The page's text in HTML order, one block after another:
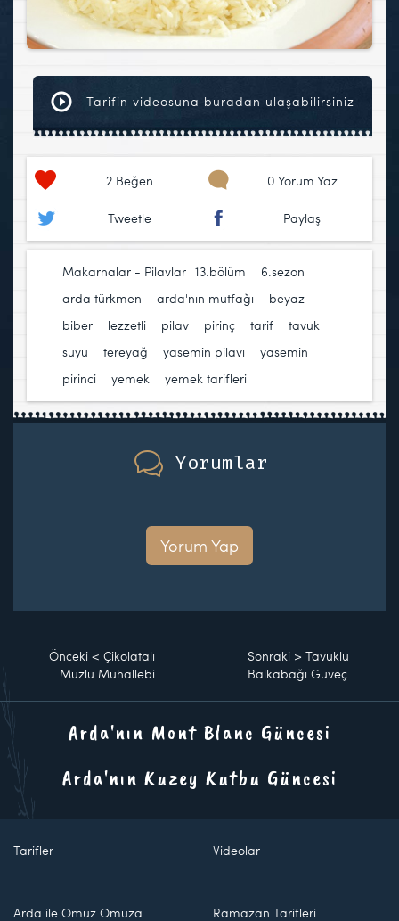
Tarifin videosuna buradan ulaşabilirsiniz
2 Beğen 0 Yorum Yaz
Tweetle Paylaş
Makarnalar - Pilavlar 13.bölüm 6.sezon
arda türkmen
arda'nın mutfağı
beyaz
biber
lezzetli pilav pirinç tarif
tavuk
suyu
tereyağ yasemin pilavı
yasemin
pirinci
yemek yemek tarifleri
Yorumlar
Yorum Yap
Önceki < Çikolatalı
Muzlu Muhallebi
Sonraki >Tavuklu
Balkabağı Güveç
Arda'nın Mont Blanc Güncesi
Arda'nın Kuzey Kutbu Güncesi
Tarifler Videolar
Arda ile Omuz Omuza Ramazan Tarifleri